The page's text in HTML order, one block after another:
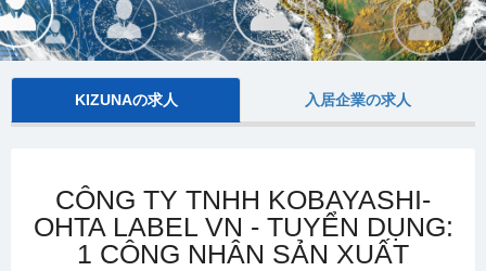
KIZUNAの求人 入居企業の求人
CÔNG TY TNHH KOBAYASHI-
OHTA LABEL VN - TUYỂN DỤNG:
1 CÔNG NHÂN SẢN XUẤT